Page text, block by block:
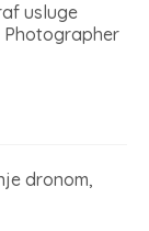
usluge
Photographer
dronom,